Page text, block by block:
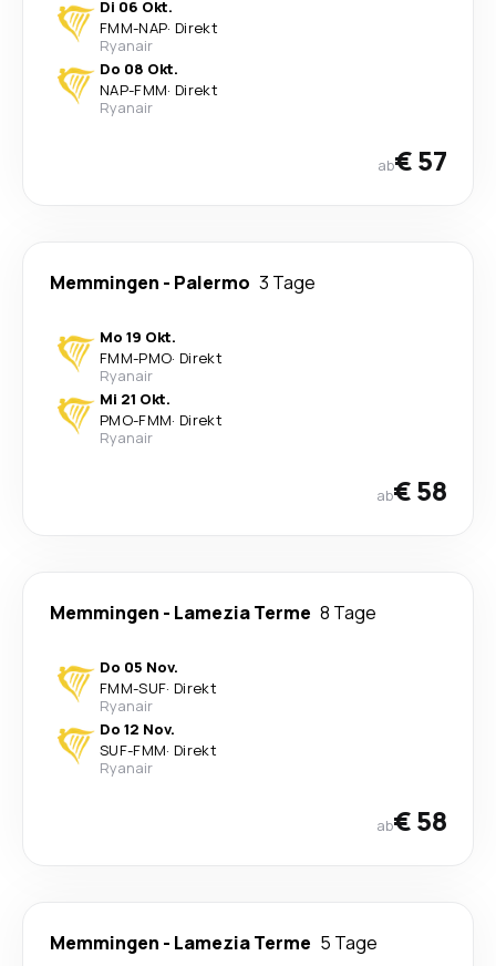
Di 06 Okt.
FMM-NAP· Direkt
Ryanair
Do 08 Okt.
NAP-FMM· Direkt
Ryanair
ab€ 57
Memmingen - Palermo 3 Tage
Mo 19 Okt.
FMM-PMO· Direkt
Ryanair
Mi 21 Okt.
PMO-FMM· Direkt
Ryanair
ab€ 58
Memmingen - Lamezia Terme 8 Tage
Do 05 Nov.
FMM-SUF· Direkt
Ryanair
Do 12 Nov.
SUF-FMM· Direkt
Ryanair
ab€ 58
Memmingen - Lamezia Terme 5 Tage